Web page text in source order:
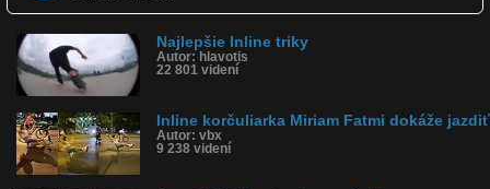
Tagy: inline, adrenalín, blázon
História sledovanosti videa:
Najlepšie Inline triky
Autor: hlavotis
22 801 videní
Inline korčuliarka Miriam Fatmi dokáže jazdiť
Autor: vbx
9 238 videní